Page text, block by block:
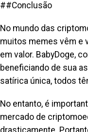
##Conclusão
No mundo das
muitos memes vêm e
em valor. BabyDoge,
beneficiando de sua
satírica única, todos
No entanto, é
mercado de